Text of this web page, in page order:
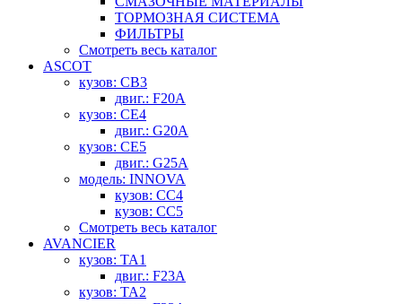
ТОРМОЗНАЯ СИСТЕМА
ФИЛЬТРЫ
Смотреть весь каталог
ASCOT
кузов: CB3
двиг.: F20A
кузов: CE4
двиг.: G20A
кузов: CE5
двиг.: G25A
модель: INNOVA
кузов: CC4
кузов: CC5
Смотреть весь каталог
AVANCIER
кузов: TA1
двиг.: F23A
кузов: TA2